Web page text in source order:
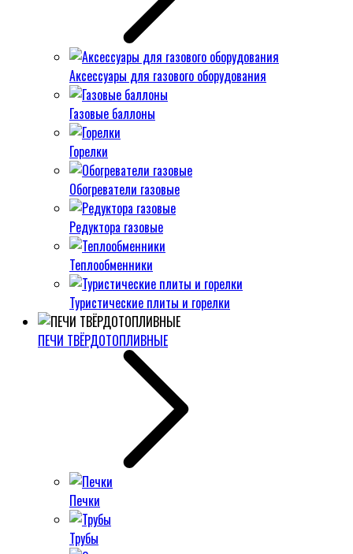
Аксессуары для газового оборудования
Газовые баллоны
Горелки
Обогреватели газовые
Редуктора газовые
Теплообменники
Туристические плиты и горелки
ПЕЧИ ТВЁРДОТОПЛИВНЫЕ
Печки
Трубы